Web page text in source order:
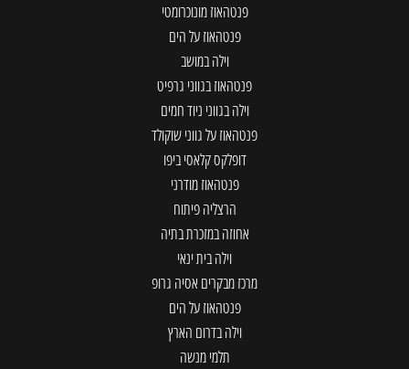
פנטהאוז מונוכרומטי
פנטהאוז על הים
וילה במושב
פנטהאוז בגווני גרפיט
וילה בגווני ניוד חמים
פנטהאוז על גווני שוקולד
דופלקס קלאסי ביפו
פנטהאוז מודרני
הרצליה פיתוח
אחוזה במזכרת בתיה
וילה בית ינאי
מרכז מבקרים אסיה גרופ
פנטהאוז על הים
וילה בדרום הארץ
תלמי מנשה